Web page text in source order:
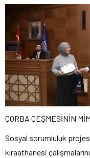
ÇORBA ÇEŞMESİNİN
Sosyal sorumluluk
kıraathanesi